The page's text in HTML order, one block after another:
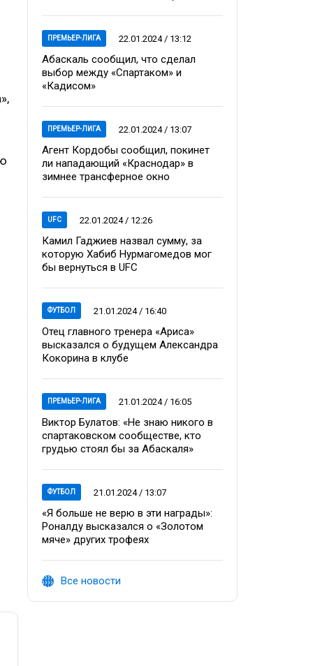
ПРЕМЬЕР-ЛИГА 22.01.2024 / 13:12
Абаскаль сообщил, что сделал
выбор между «Спартаком» и
«Кадисом»
ПРЕМЬЕР-ЛИГА 22.01.2024 / 13:07
Агент Кордобы сообщил, покинет
ли нападающий «Краснодар» в
зимнее трансферное окно
UFC 22.01.2024 / 12:26
Камил Гаджиев назвал сумму, за
которую Хабиб Нурмагомедов мог
бы вернуться в UFC
ФУТБОЛ 21.01.2024 / 16:40
Отец главного тренера «Ариса»
высказался о будущем Александра
Кокорина в клубе
ПРЕМЬЕР-ЛИГА 21.01.2024 / 16:05
Виктор Булатов: «Не знаю никого в
спартаковском сообществе, кто
грудью стоял бы за Абаскаля»
ФУТБОЛ 21.01.2024 / 13:07
«Я больше не верю в эти награды»:
Роналду высказался о «Золотом
мяче» других трофеях
Все новости